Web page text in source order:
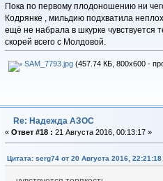
Пока по первому плодоношению ни
Кодрянке , мильдию подхватила
ещё не набрала в шкурке чувствуется
скорей всего с Молдовой.
SAM_7793.jpg(457.74 КБ, 800x600 -
Re: Надежда АЗОС
« Ответ #18 : 21 Августа 2016, 00:13:17 »
Цитата: serg74 от 20 Августа 2016, 22:21:18